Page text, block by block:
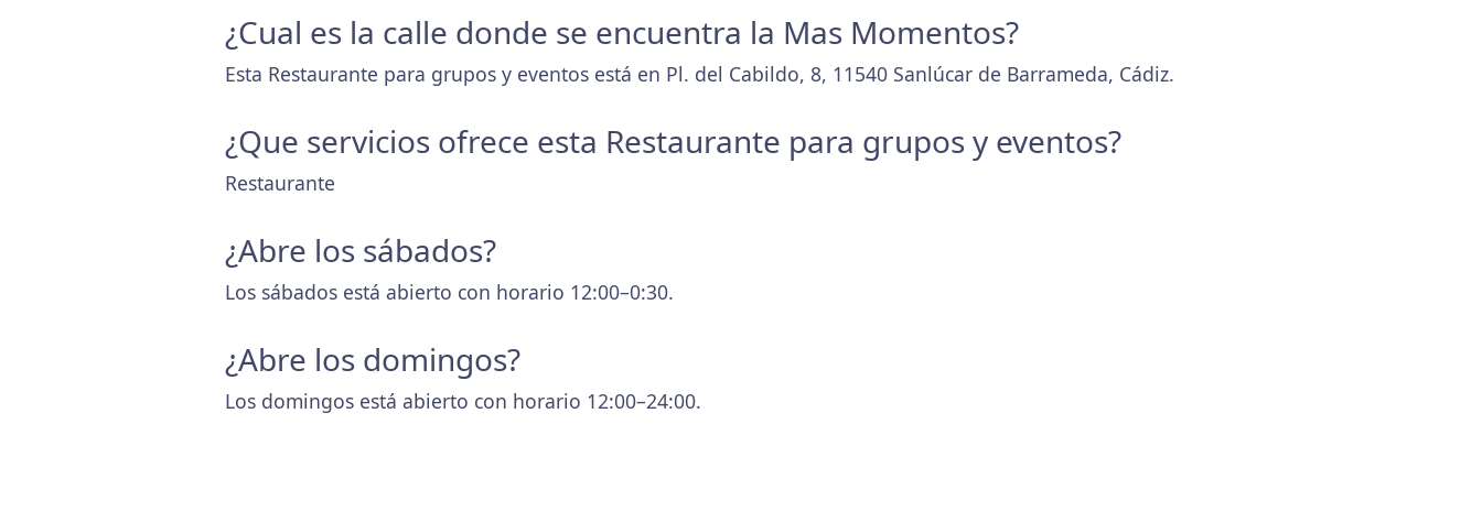
¿Cual es la calle donde se encuentra la Mas Momentos?
Esta Restaurante para grupos y eventos está en Pl. del Cabildo, 8, 11540 Sanlúcar de Barrameda, Cádiz.
¿Que servicios ofrece esta Restaurante para grupos y eventos?
Restaurante
¿Abre los sábados?
Los sábados está abierto con horario 12:00–0:30.
¿Abre los domingos?
Los domingos está abierto con horario 12:00–24:00.